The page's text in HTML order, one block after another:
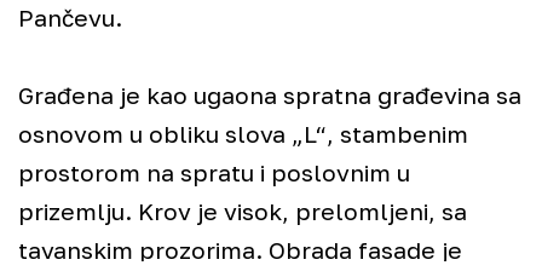
Pančevu.
Građena je kao ugaona spratna građevina sa
osnovom u obliku slova „L“, stambenim
prostorom na spratu i poslovnim u
prizemlju. Krov je visok, prelomljeni, sa
tavanskim prozorima. Obrada fasade je
© Staro Pančevo